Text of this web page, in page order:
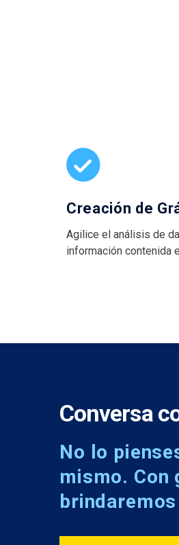
Creación de
Agilice el análisis de
información contenida
Conversa
No lo
mismo. Con